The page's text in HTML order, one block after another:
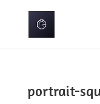
portrait-